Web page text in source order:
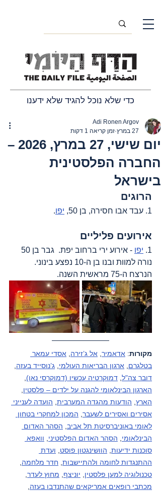
כדי שלא נוכל להגיד שלא ידענו
יום שישי, 27 במרץ, 2026 –
החברה הפלסטינית
בישראל
Adi Ronen Argov
27 במרץ
זמן קריאה 1 דקות
הרוגים
1. עבד אבו חסירה, בן 50, יפו.
אירועים פליליים
1. יפו
נורה למוות ובנו בן ה-10 נפצע בינוני.
הנרצח ה-75 מראשית השנה.
מקורות: אדאמיר, אל ג’זירה, אסדי עמאר
בטלגרם, ארגון הבריאות העולמי, ג’נוסייד בעזה,
דובר צה"ל, דמוקרטיה עכשיו (דמוקרסי נאו),
הארגון הבינלאומי להגנה על ילדים – פלסטין,
הארץ, הודעות מהגדה המערבית, הועדה לענייני
אסירים ואסירים לשעבר, המכון למחקרי בטחון
לאומי באוניברסיטת תל אביב, הסהר האדום
הבינלאומי, הסהר האדום הפלסטיני, וואפא
סוכנות ידיעות, הוושינגטון פוסט, ועדת
ההתנגדות לחומה ולהתיישבות, חדר מלחמה,
טכנולוגיה למען פלסטין, יוניצף, מחוץ לעדר,
מכתבי רופאים אמריקאים שהתנדבו בעזה,